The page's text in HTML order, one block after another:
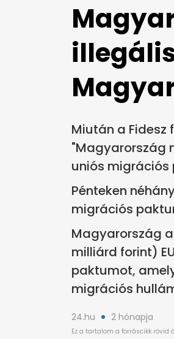
Miután a
"Magyarország
uniós migrációs
Pénteken
migrációs
Magyarország
milliárd forint)
paktumot,
migrációs
24.hu 2 hónapja